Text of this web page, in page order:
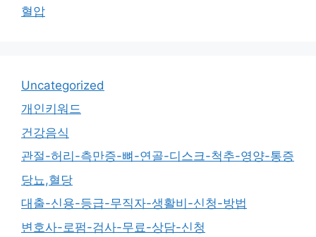
혈압
Uncategorized
개인키워드
건강음식
관절-허리-측만증-뼈-연골-디스크-척추-영양-통증
당뇨,혈당
대출-신용-등급-무직자-생활비-신청-방법
변호사-로펌-검사-무료-상담-신청